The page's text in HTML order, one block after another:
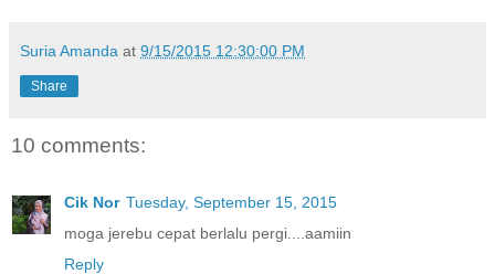
Suria Amanda at 9/15/2015 12:30:00 PM
Share
10 comments:
Cik Nor Tuesday, September 15, 2015
moga jerebu cepat berlalu pergi....aamiin
Reply